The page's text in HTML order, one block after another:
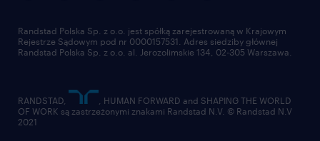
Randstad Polska Sp. z o.o. jest spółką zarejestrowaną w Krajowym
Rejestrze Sądowym pod nr 0000157531. Adres siedziby głównej
Randstad Polska Sp. z o.o. al. Jerozolimskie 134, 02-305 Warszawa.
RANDSTAD,
, HUMAN FORWARD and SHAPING THE WORLD
OF WORK są zastrzeżonymi znakami Randstad N.V. © Randstad N.V
2021